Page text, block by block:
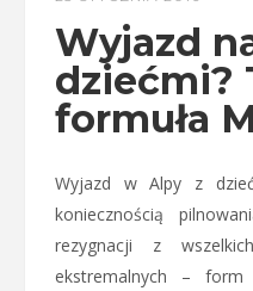
Wyjazd
dziećmi?
formuła
Wyjazd w Alpy z
koniecznością
rezygnacji z
ekstremalnych – form